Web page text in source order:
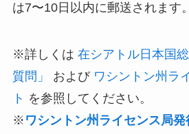
は7〜10日以内に郵送されます。
※詳しくは 在シアトル日本国
質問」
および ワシントン州ラ
ト を参照してください。
※ ワシントン州ライセンス局